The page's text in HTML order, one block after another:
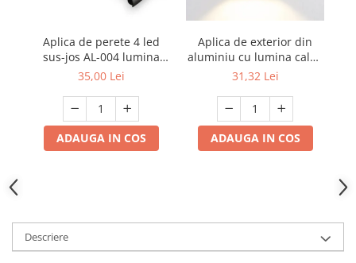
Aplica de perete 4 led
sus-jos AL-004 lumina
rece
35,00 Lei
ADAUGA IN COS
Aplica de exterior din
aluminiu cu lumina calda
sus jos 3500 K AL-042
31,32 Lei
ADAUGA IN COS
Descriere